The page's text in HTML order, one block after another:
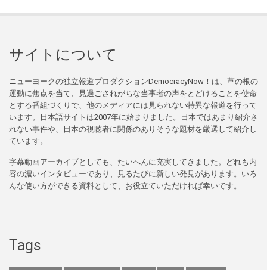
サイトについて
ニューヨークの独立報道プロダクションDemocracyNow！は、草の根の
運動に焦点を当て、見過ごされがちな当事者の声をとどけることを使命
とする番組づくりで、他のメディアには見られない特異な報道を行って
います。日本語サイトは2007年に始まりました。日本ではあまり紹介さ
れない事件や、日本の視聴者に関係のありそうな題材を厳選して紹介し
ています。
字幕動画アーカイブとしても、たいへんに充実してきました。どれも内
容の濃いインタビューであり、見るたびに新しい発見があります。いろ
んな使い方ができる資料として、お役立ていただければ幸いです。
Tags